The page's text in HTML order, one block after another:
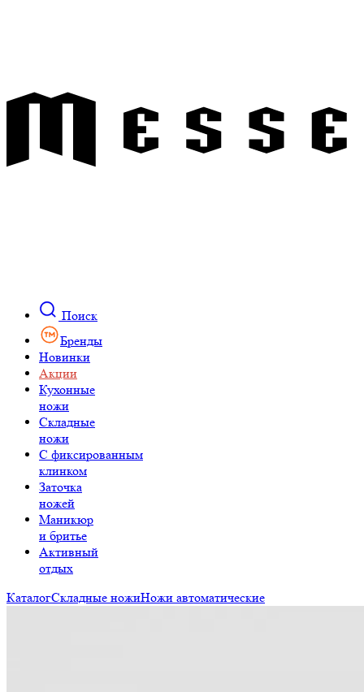
Поиск
Бренды
Новинки
Акции
Кухонные
ножи
Складные
ножи
C фиксированным
клинком
Заточка
ножей
Маникюр
и бритье
Активный
отдых
КаталогСкладные ножиНожи автоматические